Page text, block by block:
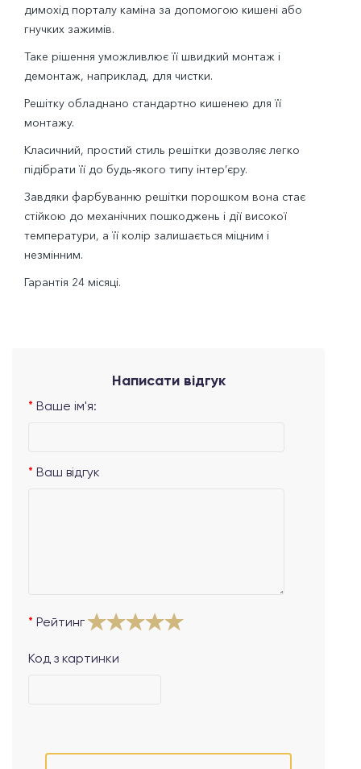
димохід порталу каміна за допомогою кишені або
гнучких зажимів.
Таке рішення уможливлює її швидкий монтаж і
демонтаж, наприклад, для чистки.
Решітку обладнано стандартно кишенею для її
монтажу.
Класичний, простий стиль решітки дозволяє легко
підібрати її до будь-якого типу інтер’єру.
Завдяки фарбуванню решітки порошком вона стає
стійкою до механічних пошкоджень і дії високої
температури, а її колір залишається міцним і
незмінним.
Гарантія 24 місяці.
Написати відгук
Ваше ім'я:
Ваш відгук
Рейтинг
Код з картинки